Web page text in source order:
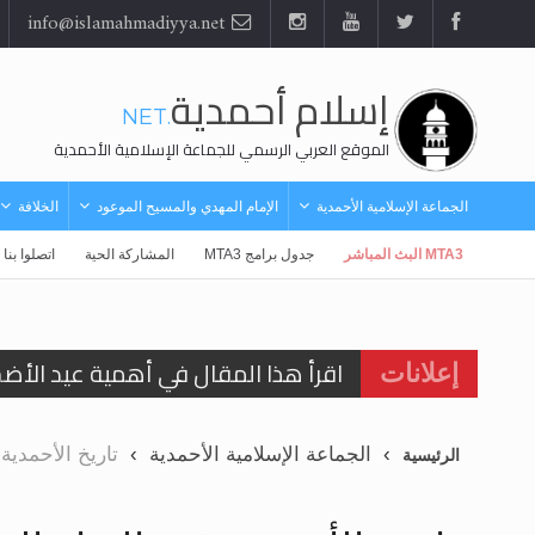
إسلام أحمدية.NET
الموقع العربي الرسمي للجماعة الإسلامية الأحمدية
الجماعة الإسلامية الأحمدية الإمام المهدي والمسيح الموعود الخلافة
MTA3 البث المباشر جدول برامج MTA3 المشاركة الحية اتصلوا بنا
إعلانات
اقرأ هذا المقال في أهمية عيد
الحجّ.. دلالات، حِكم، وأهداف >>
الرئيسية الجماعة الإسلامية الأحمدية تاريخ